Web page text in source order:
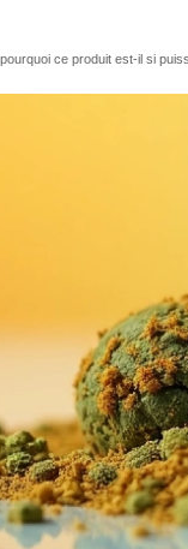
ce produit est-il si